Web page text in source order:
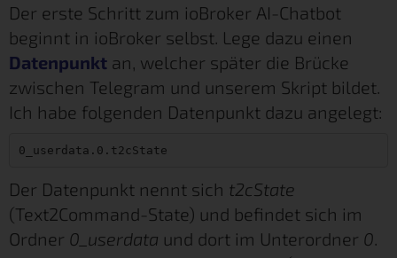
Der erste Schritt zum ioBroker AI-Chatbot
beginnt in ioBroker selbst. Lege dazu einen
Datenpunkt an, welcher später die Brücke
zwischen Telegram und unserem Skript bildet.
Ich habe folgenden Datenpunkt dazu angelegt:
0_userdata.0.t2cState
Der Datenpunkt nennt sich t2cState
(Text2Command-State) und befindet sich im
Ordner 0_userdata und dort im Unterordner 0.